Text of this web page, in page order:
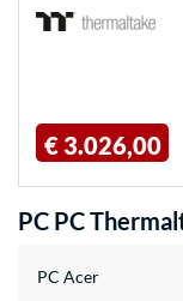
€ 3.026,00
PC PC
PC Acer